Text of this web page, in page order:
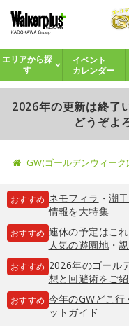
エリアから探
す
イベント
カレンダー
2026年の更新は終了
どうぞよ
GW(ゴールデンウィーク
おすすめ ネモフィラ ・ 潮
情報を大特集
おすすめ 連休の予定はこ
人気の遊園地・
おすすめ 2026年のゴール
想と回避術をご
おすすめ 今年のGWどこ
ットガイド